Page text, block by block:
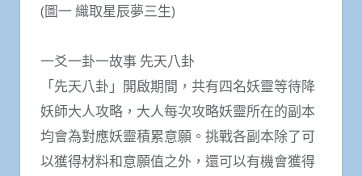
(圖一 織取星辰夢三生)
一爻一卦一故事 先天八卦
「先天八卦」開啟期間，共有四名妖靈等待降
妖師大人攻略，大人每次攻略妖靈所在的副本
均會為對應妖靈積累意願。挑戰各副本除了可
以獲得材料和意願值之外，還可以有機會獲得